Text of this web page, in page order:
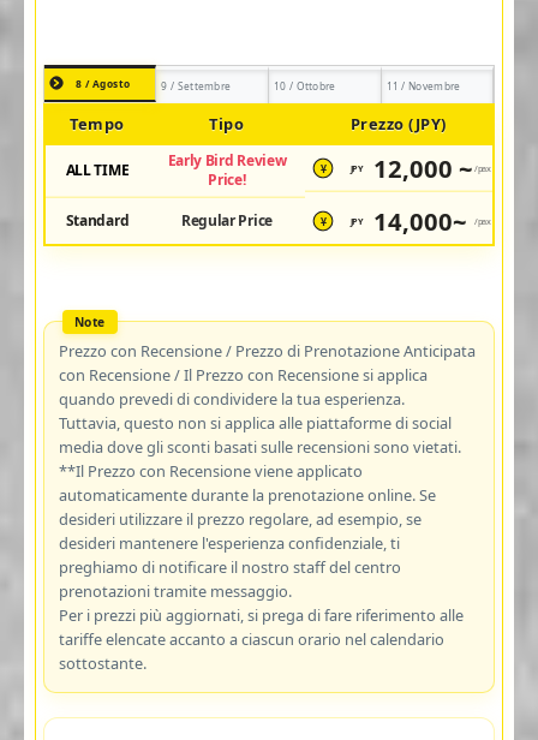
8 / Agosto 9 / Settembre 10 / Ottobre 11 / Novembre
Tempo Tipo Prezzo (JPY)
ALL TIME
Early Bird Review
Price!
¥ JPY 12,000 ~ /pax
Standard Regular Price ¥ JPY 14,000~ /pax
Prezzo con Recensione / Prezzo di Prenotazione Anticipata
con Recensione / Il Prezzo con Recensione si applica
quando prevedi di condividere la tua esperienza.
Tuttavia, questo non si applica alle piattaforme di social
media dove gli sconti basati sulle recensioni sono vietati.
**Il Prezzo con Recensione viene applicato
automaticamente durante la prenotazione online. Se
desideri utilizzare il prezzo regolare, ad esempio, se
desideri mantenere l'esperienza confidenziale, ti
preghiamo di notificare il nostro staff del centro
prenotazioni tramite messaggio.
Per i prezzi più aggiornati, si prega di fare riferimento alle
tariffe elencate accanto a ciascun orario nel calendario
sottostante.